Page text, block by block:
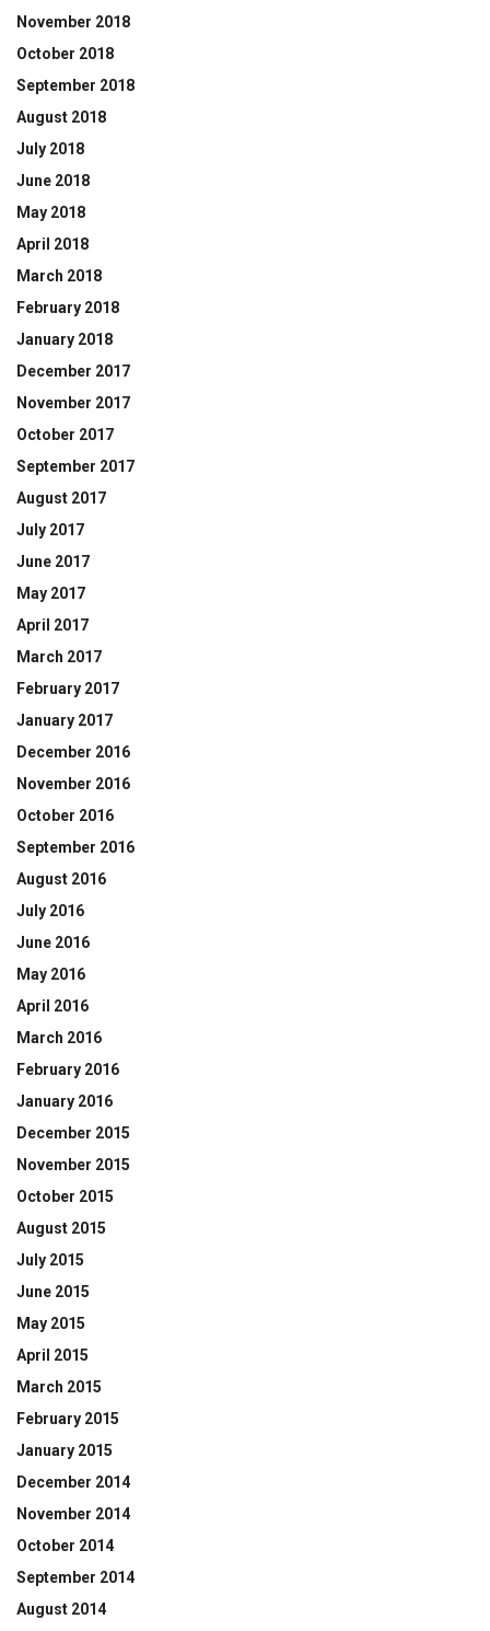
November 2018
October 2018
September 2018
August 2018
July 2018
June 2018
May 2018
April 2018
March 2018
February 2018
January 2018
December 2017
November 2017
October 2017
September 2017
August 2017
July 2017
June 2017
May 2017
April 2017
March 2017
February 2017
January 2017
December 2016
November 2016
October 2016
September 2016
August 2016
July 2016
June 2016
May 2016
April 2016
March 2016
February 2016
January 2016
December 2015
November 2015
October 2015
August 2015
July 2015
June 2015
May 2015
April 2015
March 2015
February 2015
January 2015
December 2014
November 2014
October 2014
September 2014
August 2014